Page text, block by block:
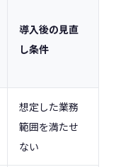
導入後の見直
し条件
想定した業務
範囲を満たせ
ない